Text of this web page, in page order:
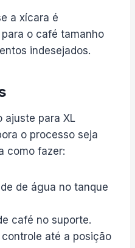
a xícara é
o café tamanho
indesejados.
ajuste para XL
o processo seja
como fazer:
de água no tanque
café no suporte.
até a posição